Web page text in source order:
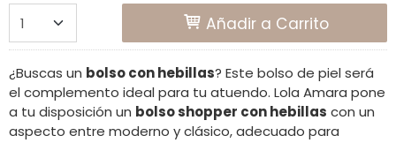
Añadir a Carrito
¿Buscas un bolso con hebillas? Este bolso de piel será
el complemento ideal para tu atuendo. Lola Amara pone
a tu disposición un bolso shopper con hebillas con un
aspecto entre moderno y clásico, adecuado para